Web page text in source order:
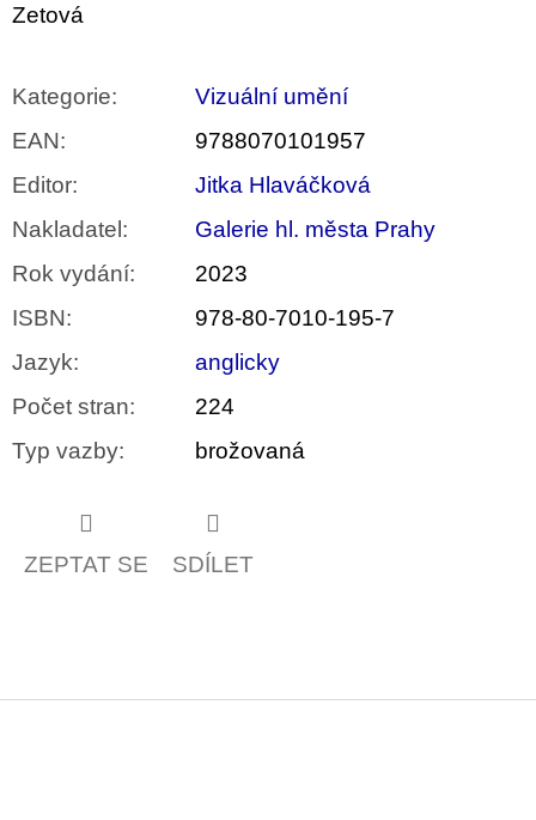
Zetová
Kategorie:
Vizuální umění
EAN:
9788070101957
Editor:
Jitka Hlaváčková
Nakladatel :
Galerie hl. města Prahy
Rok vydání:
2023
ISBN:
978-80-7010-195-7
Jazyk:
anglicky
Počet stran:
224
Typ vazby: brožovaná
ZEPTAT SE SDÍLET